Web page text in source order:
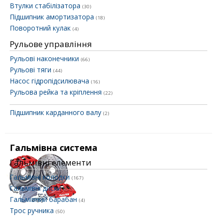
Втулки стабілізатора (30)
Підшипник амортизатора (18)
Поворотний кулак (4)
Рульове управління
Рульові наконечники (66)
Рульові тяги (44)
Насос гідропідсилювача (16)
Рульова рейка та кріплення (22)
Підшипник карданного валу (2)
Гальмівна система
Гальмівні елементи
Гальмівні колодки (167)
Гальмівні диски(97)
Гальмівний барабан (4)
Трос ручника (50)